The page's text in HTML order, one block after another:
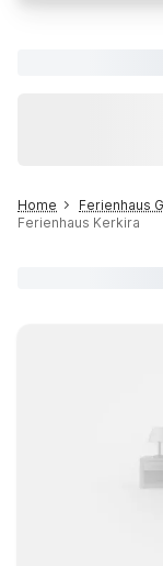
Home Ferienhaus
Ferienhaus Kerkira